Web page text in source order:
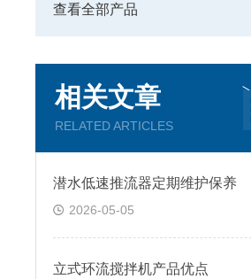
查看全部产品
相关文章
RELATED ARTICLES
潜水低速推流器定期维护保养
2026-05-05
立式环流搅拌机产品优点